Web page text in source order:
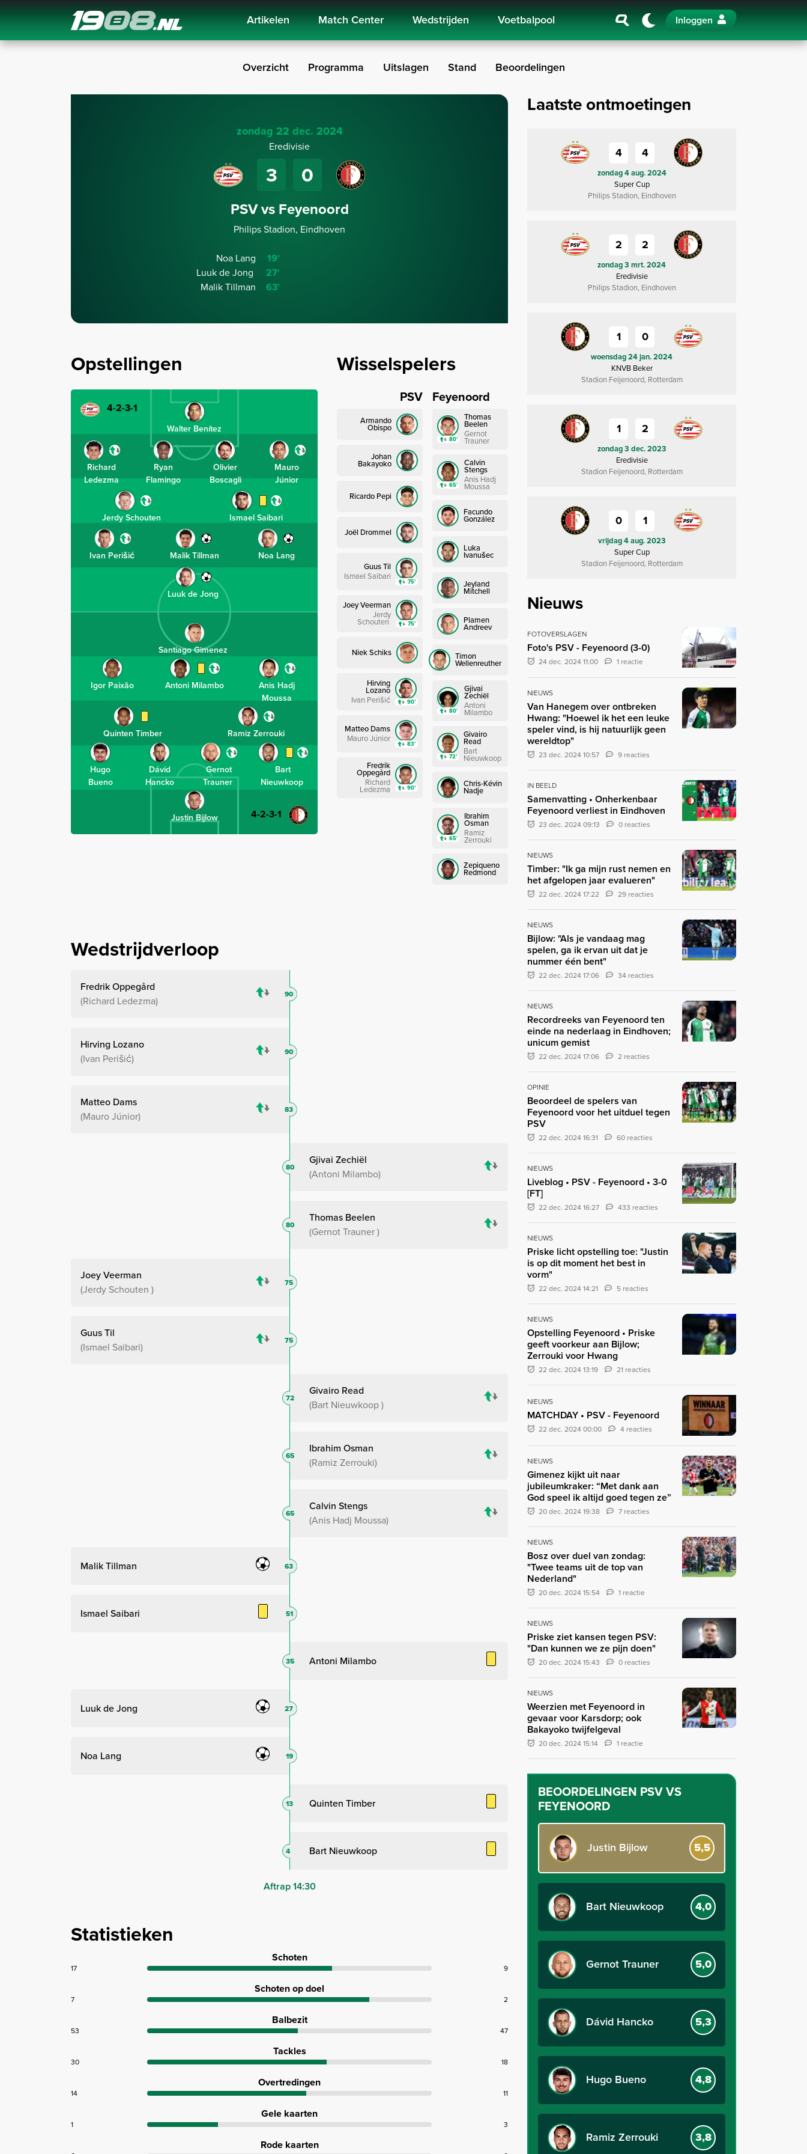
Navigation Artikelen Match Center Wedstrijden Voetbalpool Inloggen
Overzicht Programma Uitslagen Stand Beoordelingen
zondag 22 dec. 2024
Eredivisie
3 0
PSV vs Feyenoord
Philips Stadion, Eindhoven
Noa Lang
19'
Luuk de Jong
27'
Malik Tillman
63'
Opstellingen
4-2-3-1
Walter Benítez
Richard
Ledezma
Ryan
Flamingo
Olivier
Boscagli
Mauro
Júnior
Jerdy Schouten Ismael Saibari
Ivan Perišić Malik Tillman Noa Lang
Luuk de Jong
Justin Bijlow
Bart
Nieuwkoop
Gernot
Trauner
Dávid
Hancko
Hugo
Bueno
Ramiz Zerrouki
Quinten Timber
Anis Hadj
Moussa
Antoni Milambo
Igor Paixão
Santiago Gimenez
4-2-3-1
Wisselspelers
PSV
Armando
Obispo
Johan
Bakayoko
Ricardo Pepi
Joël Drommel
Guus Til
Ismael Saibari
75’
Joey Veerman
Jerdy
Schouten 75’
Niek Schiks
Hirving
Lozano
Ivan Perišić
90’
Matteo Dams
Mauro Júnior
83’
Fredrik
Oppegård
Richard
Ledezma 90’
Feyenoord
Thomas
Beelen
Gernot
Trauner
80’
Calvin
Stengs
Anis Hadj
Moussa
65’
Facundo
González
Luka
Ivanušec
Jeyland
Mitchell
Plamen
Andreev
Timon
Wellenreuther
Gjivai
Zechiël
Antoni
Milambo
80’
Givairo
Read
Bart
Nieuwkoop
72’
Chris-Kévin
Nadje
Ibrahim
Osman
Ramiz
Zerrouki
65’
Zepiqueno
Redmond
Wedstrijdverloop
Fredrik Oppegård
Richard Ledezma
90
Hirving Lozano
Ivan Perišić
90
Matteo Dams
Mauro Júnior
83
Gjivai Zechiël
Antoni Milambo
80
Thomas Beelen
Gernot Trauner
80
Joey Veerman
Jerdy Schouten
75
Guus Til
Ismael Saibari
75
Givairo Read
Bart Nieuwkoop
72
Ibrahim Osman
Ramiz Zerrouki
65
Calvin Stengs
Anis Hadj Moussa
65
Malik Tillman 63
Ismael Saibari 51
Antoni Milambo
35
Luuk de Jong 27
Noa Lang 19
Quinten Timber
13
Bart Nieuwkoop
4
Aftrap 14:30
Statistieken
Schoten
17 9
Schoten op doel
7 2
Balbezit
53 47
Tackles
30 18
Overtredingen
14 11
Gele kaarten
1 3
Rode kaarten
Laatste ontmoetingen
4 4
zondag 4 aug. 2024
Super Cup
Philips Stadion, Eindhoven
2 2
zondag 3 mrt. 2024
Eredivisie
Philips Stadion, Eindhoven
1 0
woensdag 24 jan. 2024
KNVB Beker
Stadion Feijenoord, Rotterdam
1 2
zondag 3 dec. 2023
Eredivisie
Stadion Feijenoord, Rotterdam
0 1
vrijdag 4 aug. 2023
Super Cup
Stadion Feijenoord, Rotterdam
Nieuws
FOTOVERSLAGEN
Foto's PSV - Feyenoord (3-0)
24 dec. 2024 11:00 1 reactie
NIEUWS
Van Hanegem over ontbreken
Hwang: "Hoewel ik het een leuke
speler vind, is hij natuurlijk geen
wereldtop"
23 dec. 2024 10:57 9 reacties
IN BEELD
Samenvatting • Onherkenbaar
Feyenoord verliest in Eindhoven
23 dec. 2024 09:13 0 reacties
NIEUWS
Timber: "Ik ga mijn rust nemen en
het afgelopen jaar evalueren"
22 dec. 2024 17:22 29 reacties
NIEUWS
Bijlow: "Als je vandaag mag
spelen, ga ik ervan uit dat je
nummer één bent"
22 dec. 2024 17:06 34 reacties
NIEUWS
Recordreeks van Feyenoord ten
einde na nederlaag in Eindhoven;
unicum gemist
22 dec. 2024 17:06 2 reacties
OPINIE
Beoordeel de spelers van
Feyenoord voor het uitduel tegen
PSV
22 dec. 2024 16:31 60 reacties
NIEUWS
Liveblog • PSV - Feyenoord • 3-0
[FT]
22 dec. 2024 16:27 433 reacties
NIEUWS
Priske licht opstelling toe: "Justin
is op dit moment het best in
vorm"
22 dec. 2024 14:21 5 reacties
NIEUWS
Opstelling Feyenoord • Priske
geeft voorkeur aan Bijlow;
Zerrouki voor Hwang
22 dec. 2024 13:19 21 reacties
NIEUWS
MATCHDAY • PSV - Feyenoord
22 dec. 2024 00:00 4 reacties
NIEUWS
Gimenez kijkt uit naar
jubileumkraker: “Met dank aan
God speel ik altijd goed tegen ze”
20 dec. 2024 19:38 7 reacties
NIEUWS
Bosz over duel van zondag:
"Twee teams uit de top van
Nederland"
20 dec. 2024 15:54 1 reactie
NIEUWS
Priske ziet kansen tegen PSV:
"Dan kunnen we ze pijn doen"
20 dec. 2024 15:43 0 reacties
NIEUWS
Weerzien met Feyenoord in
gevaar voor Karsdorp; ook
Bakayoko twijfelgeval
20 dec. 2024 15:14 1 reactie
BEOORDELINGEN PSV VS
FEYENOORD
Justin Bijlow 5,5
Bart Nieuwkoop 4,0
Gernot Trauner 5,0
Dávid Hancko 5,3
Hugo Bueno 4,8
Ramiz Zerrouki 3,8